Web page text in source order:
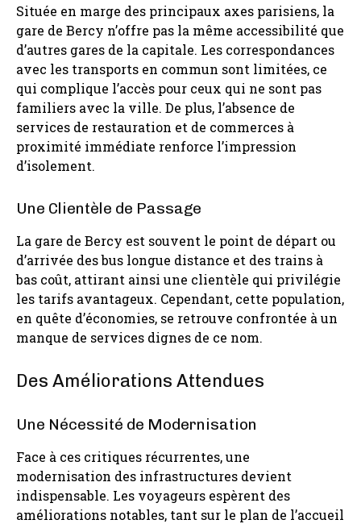
Située en marge des principaux axes parisiens, la
gare de Bercy n’offre pas la même accessibilité que
d’autres gares de la capitale. Les correspondances
avec les transports en commun sont limitées, ce
qui complique l’accès pour ceux qui ne sont pas
familiers avec la ville. De plus, l’absence de
services de restauration et de commerces à
proximité immédiate renforce l’impression
d’isolement.
Une Clientèle de Passage
La gare de Bercy est souvent le point de départ ou
d’arrivée des bus longue distance et des trains à
bas coût, attirant ainsi une clientèle qui privilégie
les tarifs avantageux. Cependant, cette population,
en quête d’économies, se retrouve confrontée à un
manque de services dignes de ce nom.
Des Améliorations Attendues
Une Nécessité de Modernisation
Face à ces critiques récurrentes, une
modernisation des infrastructures devient
indispensable. Les voyageurs espèrent des
améliorations notables, tant sur le plan de l’accueil